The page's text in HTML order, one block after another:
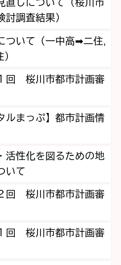
直しについて（桜川市
調査結果）
ついて（一中高➡二住,
回 桜川市都市計画審
ルまっぷ】都市計画情
活性化を図るための地
いて
回 桜川市都市計画審
回 桜川市都市計画審